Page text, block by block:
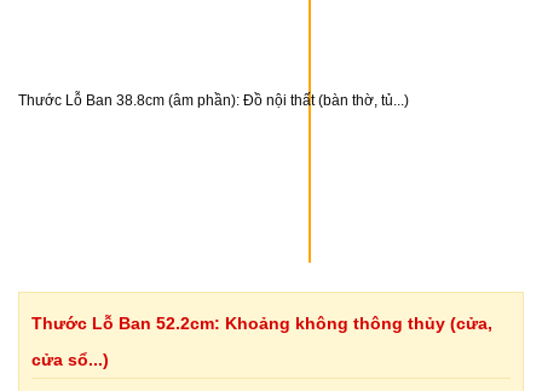
Thước Lỗ Ban 38.8cm (âm phần): Đồ nội thất (bàn thờ, tủ...)
Thước Lỗ Ban 52.2cm: Khoảng không thông thủy (cửa,
cửa sổ...)